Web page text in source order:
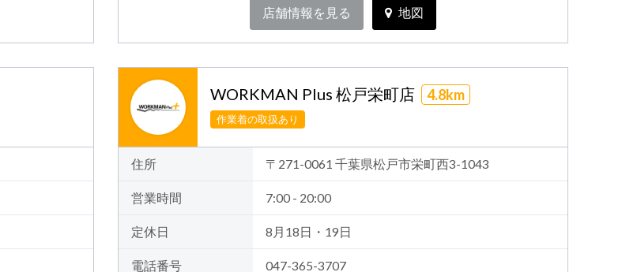
店舗情報を見る 地図
WORKMAN Plus 松戸栄町店 4.8km
作業着の取扱あり
住所 〒271-0061 千葉県松戸市栄町西3-1043
営業時間 7:00 - 20:00
定休日 8月18日・19日
電話番号 047-365-3707